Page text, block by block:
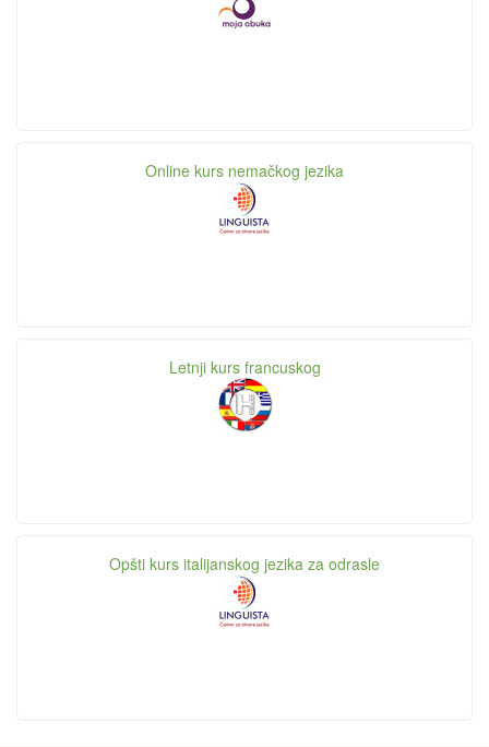
Online kurs nemačkog jezika
Letnji kurs francuskog
Opšti kurs italijanskog jezika za odrasle